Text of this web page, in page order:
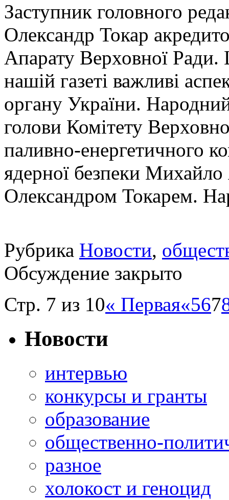
Заступник головного
Олександр Токар
Апарату Верховної Ради.
нашій газеті важливі
органу України.
голови Комітету
паливно-енергетичного
ядерної безпеки
Олександром Токарем.
Рубрика Новости,
Обсуждение закрыто
Стр. 7 из 10« Первая«567
Новости
интервью
конкурсы и гранты
образование
общественно-
разное
холокост и геноцид